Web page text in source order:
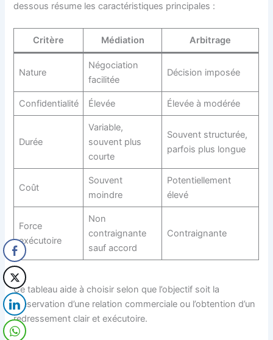
dessous résume les caractéristiques principales :
Critère Médiation Arbitrage
Nature
Négociation
facilitée
Décision imposée
Confidentialité Élevée Élevée à modérée
Durée
Variable,
souvent plus
courte
Souvent structurée,
parfois plus longue
Coût
Souvent
moindre
Potentiellement
élevé
Force
exécutoire
Non
contraignante
sauf accord
Contraignante
Ce tableau aide à choisir selon que l’objectif soit la
préservation d’une relation commerciale ou l’obtention d’un
redressement clair et exécutoire.